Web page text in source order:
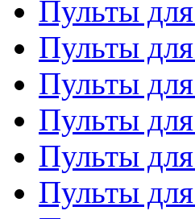
Пульты
Пульты
Пульты
Пульты
Пульты
Пульты